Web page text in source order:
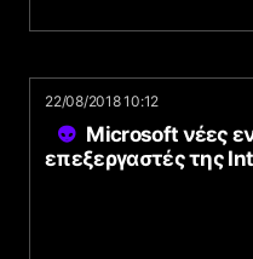
22/08/2018 10:12
Microsoft νέες
επεξεργαστές της